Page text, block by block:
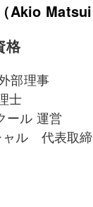
Akio Matsui
格
部理事
士
ール 運営
ャル 代表取